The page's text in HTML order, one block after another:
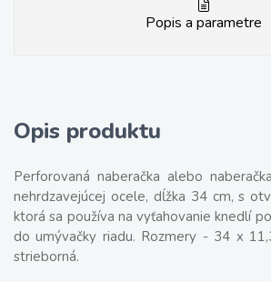
Popis a parametre
Opis produktu
Perforovaná naberačka alebo
nehrdzavejúcej ocele, dĺžka 34 cm, s
ktorá sa používa na vyťahovanie knedlí
do umývačky riadu. Rozmery - 34 x
strieborná.